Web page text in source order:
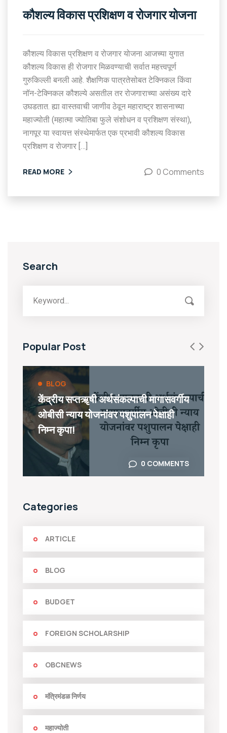
कौशल्य विकास प्रशिक्षण व रोजगार योजना
कौशल्य विकास प्रशिक्षण व रोजगार योजना आजच्या युगात
कौशल्य विकास ही रोजगार मिळवण्याची सर्वात महत्त्वपूर्ण
गुरुकिल्ली बनली आहे. शैक्षणिक पात्रतेसोबत टेक्निकल किंवा
नॉन-टेक्निकल कौशल्ये असतील तर रोजगाराच्या असंख्य दारे
उघडतात. ह्या वास्तवाची जाणीव ठेवून महाराष्ट्र शासनाच्या
महाज्योती (महात्मा ज्योतिबा फुले संशोधन व प्रशिक्षण संस्था),
नागपूर या स्वायत्त संस्थेमार्फत एक प्रभावी कौशल्य विकास
प्रशिक्षण व रोजगार […]
READ MORE 0 Comments
Search
Popular Post
BLOG
केंद्रीय सप्तॠषी अर्थसंकल्पाची मागासवर्गीय
ओबीसी न्याय योजनांवर पशुपालन पेक्षाही
निम्न कृपा!
0 COMMENTS
Categories
ARTICLE
BLOG
BUDGET
FOREIGN SCHOLARSHIP
OBCNEWS
मंत्रिमंडळ निर्णय
महाज्योती